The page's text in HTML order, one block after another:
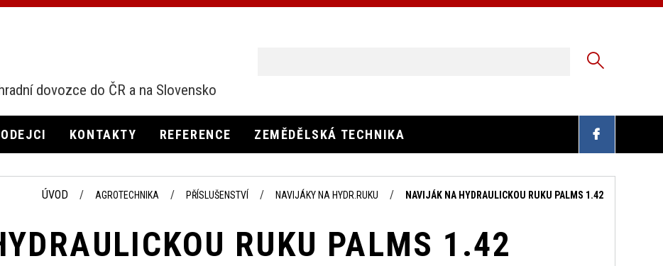
dovozce do ČR a na Slovensko
KONTAKTY REFERENCE ZEMĚDĚLSKÁ TECHNIKA
RUKU PALMS 1.42
ÚVOD AGROTECHNIKA PŘÍSLUŠENSTVÍ NAVIJÁKY NA HYDR.RUKU NAVIJÁK NA HYDRAULICKOU RUKU PALMS 1.42